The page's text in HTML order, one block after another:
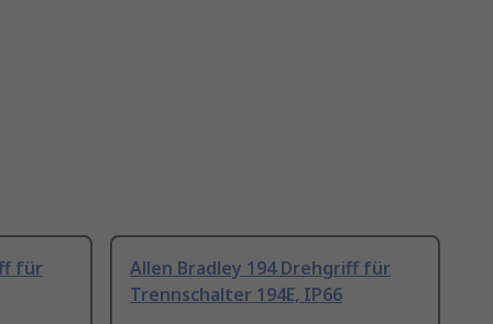
für
Allen Bradley 194 Drehgriff für
Trennschalter 194E, IP66